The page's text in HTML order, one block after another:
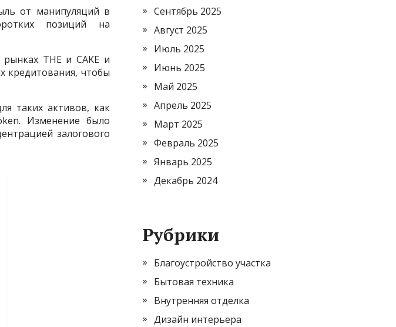
от манипуляций в
позиций на
THE и CAKE и
кредитования, чтобы
таких активов, как
Изменение было
залогового
Сентябрь 2025
Август 2025
Июль 2025
Июнь 2025
Май 2025
Апрель 2025
Март 2025
Февраль 2025
Январь 2025
Декабрь 2024
Рубрики
Благоустройство участка
Бытовая техника
Внутренняя отделка
Дизайн интерьера